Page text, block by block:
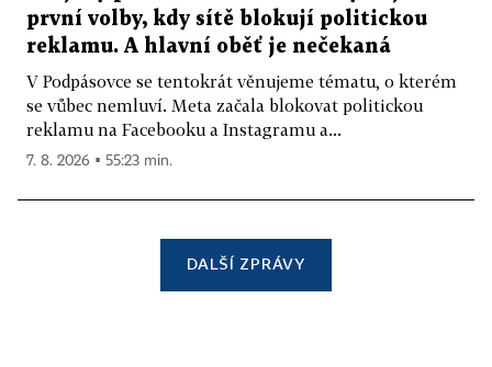
první volby, kdy sítě blokují politickou
reklamu. A hlavní oběť je nečekaná
V Podpásovce se tentokrát věnujeme tématu, o kterém
se vůbec nemluví. Meta začala blokovat politickou
reklamu na Facebooku a Instagramu a...
7. 8. 2026 ▪ 55:23 min.
DALŠÍ ZPRÁVY